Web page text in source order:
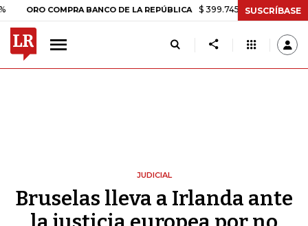
ORO COMPRA BANCO DE LA REPÚBLICA $ 399.745,16 +$ 2.295,71
SUSCRÍBASE
JUDICIAL
Bruselas lleva a Irlanda ante